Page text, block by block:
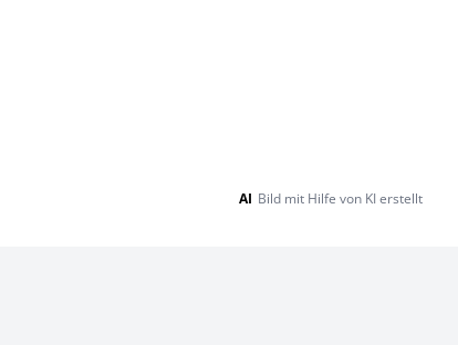
AI Bild mit Hilfe von KI erstellt